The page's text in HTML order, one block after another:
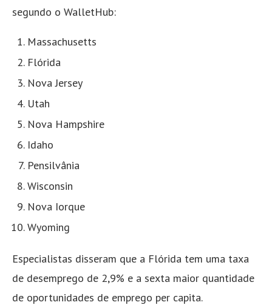
segundo o WalletHub:
Massachusetts
Flórida
Nova Jersey
Utah
Nova Hampshire
Idaho
Pensilvânia
Wisconsin
Nova Iorque
Wyoming
Especialistas disseram que a Flórida tem uma taxa
de desemprego de 2,9% e a sexta maior quantidade
de oportunidades de emprego per capita.